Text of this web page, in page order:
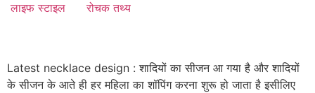
लाइफ स्टाइल
रोचक तथ्य
Latest necklace design : शादियों का सीजन आ गया है और शादियों
के सीजन के आते ही हर महिला का शॉपिंग करना शुरू हो जाता है इसीलिए